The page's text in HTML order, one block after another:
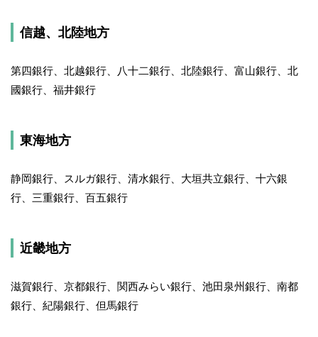
信越、北陸地方
第四銀行、北越銀行、八十二銀行、北陸銀行、富山銀行、北
國銀行、福井銀行
東海地方
静岡銀行、スルガ銀行、清水銀行、大垣共立銀行、十六銀
行、三重銀行、百五銀行
近畿地方
滋賀銀行、京都銀行、関西みらい銀行、池田泉州銀行、南都
銀行、紀陽銀行、但馬銀行